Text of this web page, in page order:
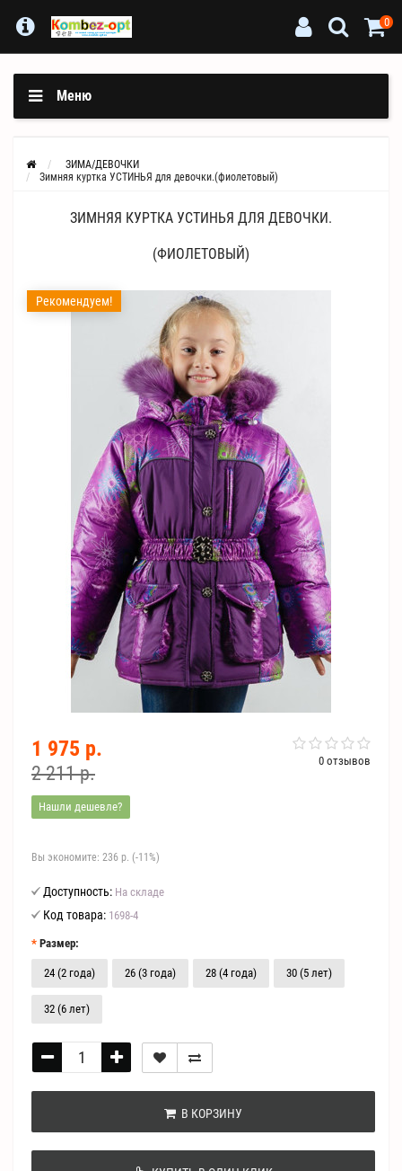
0
Меню
ЗИМА/ДЕВОЧКИ
Зимняя куртка УСТИНЬЯ для девочки.(фиолетовый)
ЗИМНЯЯ КУРТКА УСТИНЬЯ ДЛЯ ДЕВОЧКИ.
(ФИОЛЕТОВЫЙ)
Рекомендуем!
0 отзывов
1 975 р.
2 211 р.
Нашли дешевле?
Вы экономите: 236 р. (-11%)
Доступность: На складе
Код товара: 1698-4
Размер:
24 (2 года) 26 (3 года) 28 (4 года) 30 (5 лет)
32 (6 лет)
В КОРЗИНУ